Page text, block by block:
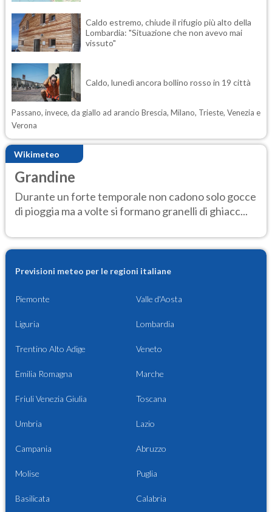
Caldo estremo, chiude il rifugio più alto della
Lombardia: "Situazione che non avevo mai
vissuto"
Caldo, lunedì ancora bollino rosso in 19 città
Passano, invece, da giallo ad arancio Brescia, Milano, Trieste, Venezia e
Verona
Wikimeteo
Grandine
Durante un forte temporale non cadono solo gocce
di pioggia ma a volte si formano granelli di ghiacc...
Previsioni meteo per le regioni italiane
Piemonte Valle d'Aosta
Liguria Lombardia
Trentino Alto Adige Veneto
Emilia Romagna Marche
Friuli Venezia Giulia Toscana
Umbria Lazio
Campania Abruzzo
Molise Puglia
Basilicata Calabria